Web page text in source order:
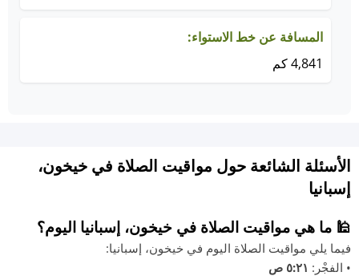
المسافة عن خط الاستواء:
4,841 كم
الأسئلة الشائعة حول مواقيت الصلاة في خيخون،
إسبانيا
🕌 ما هي مواقيت الصلاة في خيخون، إسبانيا اليوم؟
فيما يلي مواقيت الصلاة اليوم في خيخون، إسبانيا:
• الفجْر: ٥:٢١ ص